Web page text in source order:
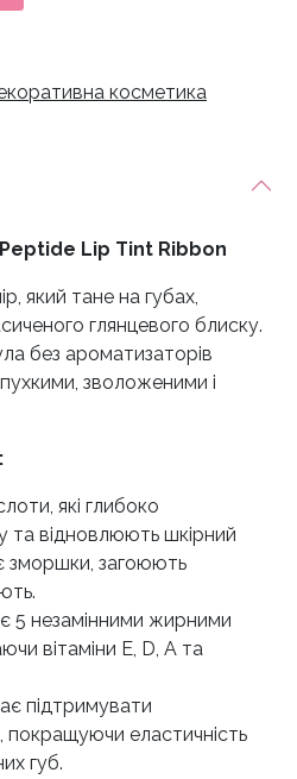
косметика
Lip Tint Ribbon
який тане на губах,
глянцевого блиску.
без ароматизаторів
зволоженими і
які глибоко
та відновлюють шкірний
зморшки, загоюють
5 незамінними жирними
вітаміни Е, D, А та
підтримувати
покращуючи еластичність
губ.